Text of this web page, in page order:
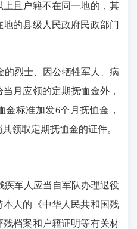
上且户籍不在同一地的，其
的县级人民政府民政部门
烈士、因公牺牲军人、病
月应领的定期抚恤金外，
金标准加发6个月抚恤金，
领取定期抚恤金的证件。
军人应当自军队办理退役
人的《中华人民共和国残
档案和户籍证明等有关材